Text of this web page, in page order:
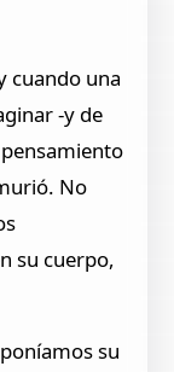
cuando una
-y de
No
su cuerpo,
su